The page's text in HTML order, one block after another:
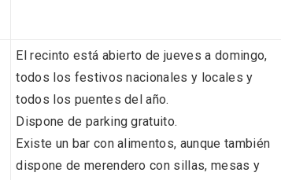
El recinto está abierto de jueves a domingo,
todos los festivos nacionales y locales y
todos los puentes del año.
Dispone de parking gratuito.
Existe un bar con alimentos, aunque también
dispone de merendero con sillas, mesas y
de
Belén segoviano, otra